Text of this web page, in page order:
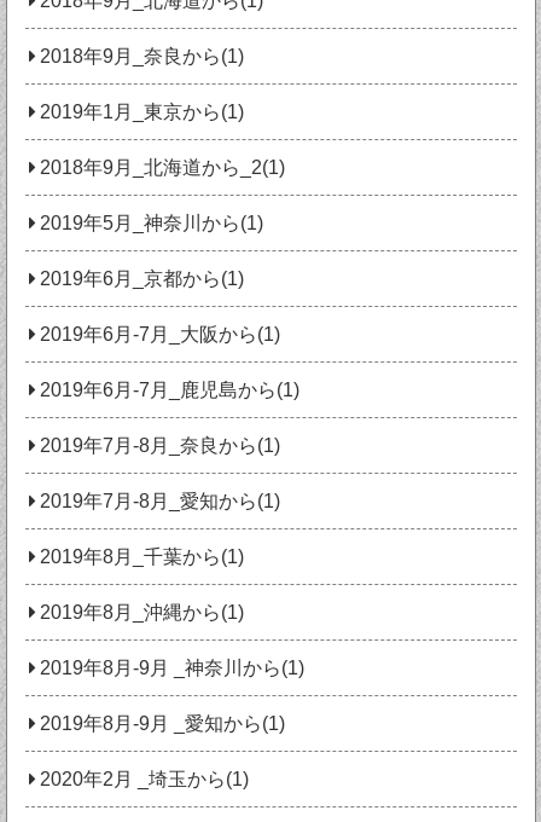
2018年9月_奈良から(1)
2019年1月_東京から(1)
2018年9月_北海道から_2(1)
2019年5月_神奈川から(1)
2019年6月_京都から(1)
2019年6月-7月_大阪から(1)
2019年6月-7月_鹿児島から(1)
2019年7月-8月_奈良から(1)
2019年7月-8月_愛知から(1)
2019年8月_千葉から(1)
2019年8月_沖縄から(1)
2019年8月-9月 _神奈川から(1)
2019年8月-9月 _愛知から(1)
2020年2月 _埼玉から(1)